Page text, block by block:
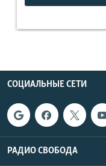
СОЦИАЛЬНЫЕ СЕТИ
РАДИО СВОБОДА